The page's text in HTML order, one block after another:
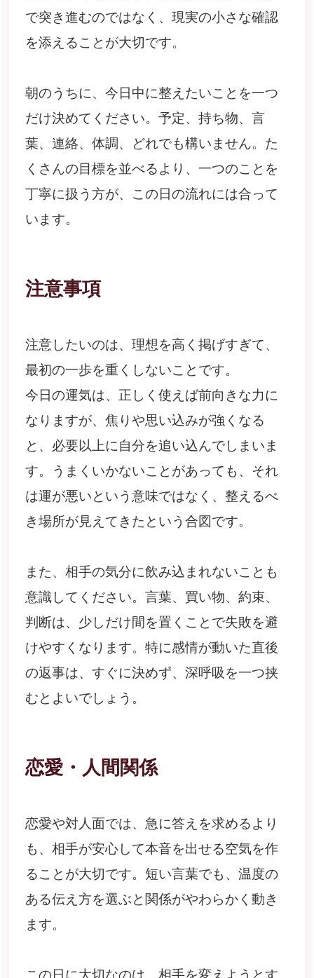
で突き進むのではなく、現実の小さな確認
を添えることが大切です。
朝のうちに、今日中に整えたいことを一つ
だけ決めてください。予定、持ち物、言
葉、連絡、体調、どれでも構いません。た
くさんの目標を並べるより、一つのことを
丁寧に扱う方が、この日の流れには合って
います。
注意事項
注意したいのは、理想を高く掲げすぎて、
最初の一歩を重くしないことです。
今日の運気は、正しく使えば前向きな力に
なりますが、焦りや思い込みが強くなる
と、必要以上に自分を追い込んでしまいま
す。うまくいかないことがあっても、それ
は運が悪いという意味ではなく、整えるべ
き場所が見えてきたという合図です。
また、相手の気分に飲み込まれないことも
意識してください。言葉、買い物、約束、
判断は、少しだけ間を置くことで失敗を避
けやすくなります。特に感情が動いた直後
の返事は、すぐに決めず、深呼吸を一つ挟
むとよいでしょう。
恋愛・人間関係
恋愛や対人面では、急に答えを求めるより
も、相手が安心して本音を出せる空気を作
ることが大切です。短い言葉でも、温度の
ある伝え方を選ぶと関係がやわらかく動き
ます。
この日に大切なのは、相手を変えようとす